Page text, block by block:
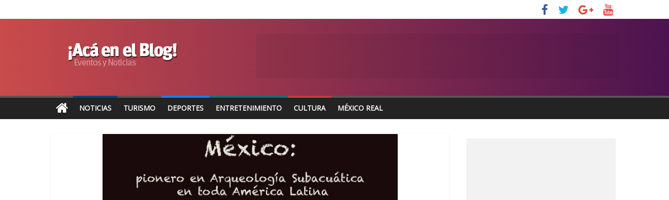
NOTICIAS TURISMO DEPORTES ENTRETENIMIENTO CULTURA MÉXICO REAL